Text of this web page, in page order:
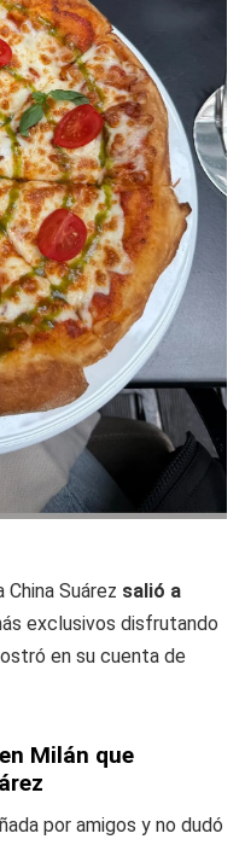
Suárez salió a
exclusivos disfrutando
en su cuenta de
Milán que
por amigos y no dudó